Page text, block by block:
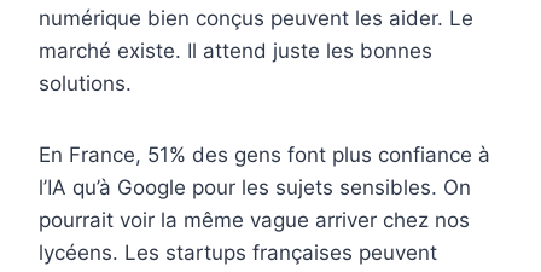
numérique bien conçus peuvent les aider. Le
marché existe. Il attend juste les bonnes
solutions.
En France, 51% des gens font plus confiance à
l’IA qu’à Google pour les sujets sensibles. On
pourrait voir la même vague arriver chez nos
lycéens. Les startups françaises peuvent